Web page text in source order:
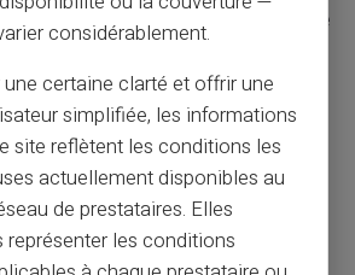
débuter l'utilisation. Cette réactivité
aux besoins urgents de moyens de
physiques'effectue
indiquée. L'expédition intervient
après validation du compte. La
sous une semaine
métropolitaine. Cette rapidité
considérablement.
certaine clarté et offrir une
simplifiée, les informations
site reflètent les conditions les
actuellement disponibles au
de prestataires. Elles
représenter les conditions